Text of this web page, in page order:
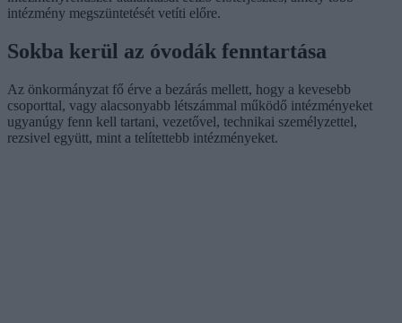
intézmény megszüntetését vetíti előre.
Sokba kerül az óvodák fenntartása
Az önkormányzat fő érve a bezárás mellett, hogy a kevesebb
csoporttal, vagy alacsonyabb létszámmal működő intézményeket
ugyanúgy fenn kell tartani, vezetővel, technikai személyzettel,
rezsivel együtt, mint a telítettebb intézményeket.